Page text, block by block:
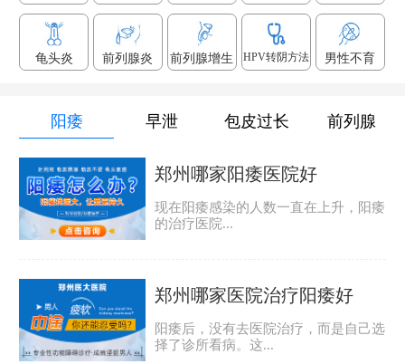
龟头炎 前列腺炎 前列腺增生 HPV转阴方法 男性不育
阳痿 早泄 包皮过长 前列腺
郑州哪家阳痿医院好
现在阳痿感染的人数一直在上升，阳痿
的治疗医院...
郑州哪家医院治疗阳痿好
阳痿后，没有去医院治疗，而是自己选
择了诊所看病。这...